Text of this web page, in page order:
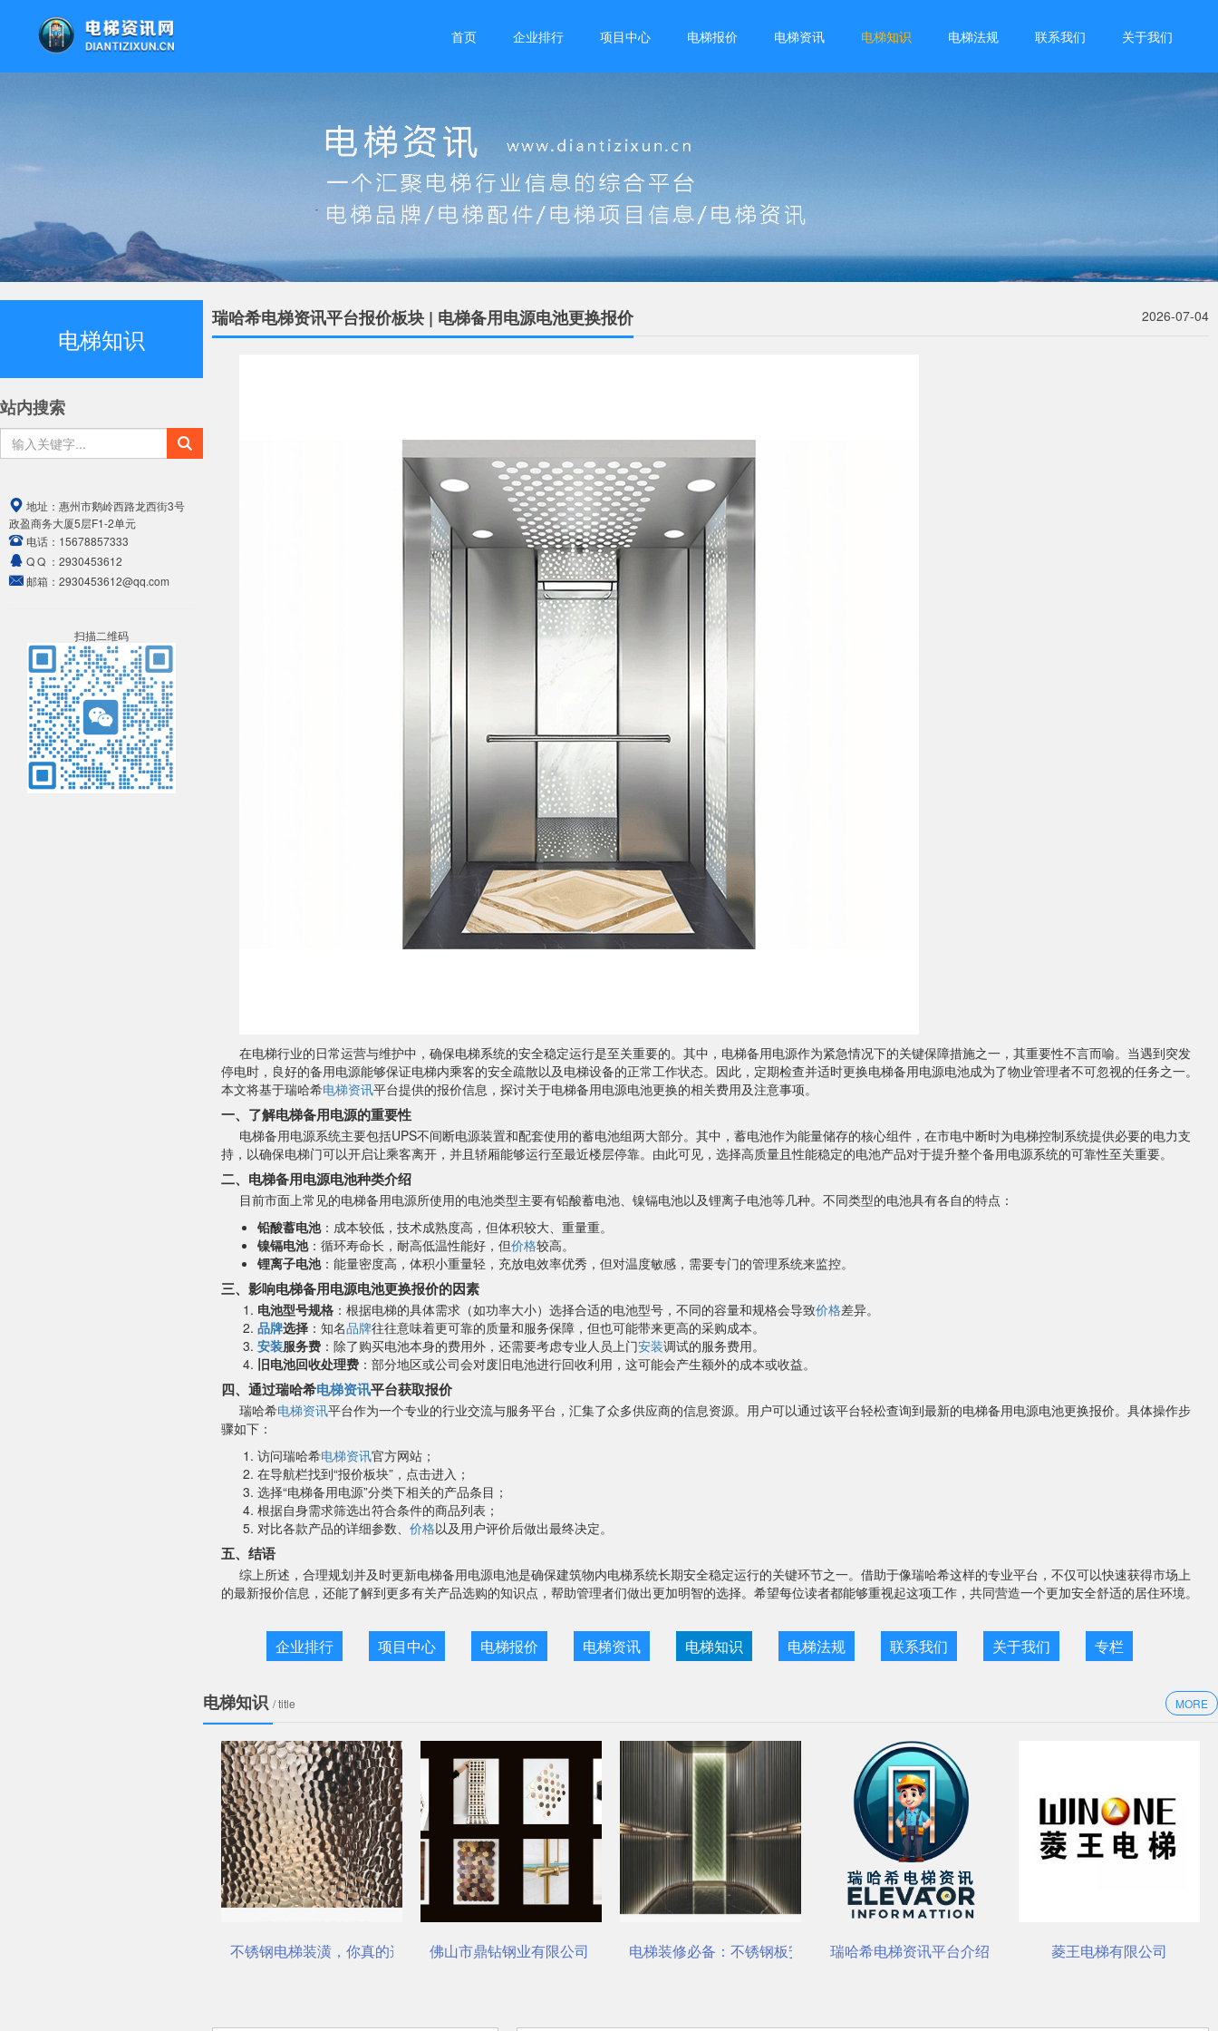
首页 企业排行 项目中心 电梯报价 电梯资讯 电梯知识 电梯法规 联系我们 关于我们
电梯知识
站内搜索
地址： 惠州市鹅岭西路龙西街3号
政盈商务大厦5层F1-2单元
电话： 15678857333
Q Q ： 2930453612
邮箱： 2930453612@qq.com
扫描二维码
瑞哈希电梯资讯平台报价板块 | 电梯备用电源电池更换报价 2026-07-04
在电梯行业的日常运营与维护中，确保电梯系统的安全稳定运行是至关重要的。其中，电梯备用电源作为紧急情况下的关键保障措施之一，其重要性不言而喻。当遇到突发
停电时，良好的备用电源能够保证电梯内乘客的安全疏散以及电梯设备的正常工作状态。因此，定期检查并适时更换电梯备用电源电池成为了物业管理者不可忽视的任务之一。
本文将基于瑞哈希电梯资讯平台提供的报价信息，探讨关于电梯备用电源电池更换的相关费用及注意事项。
一、了解电梯备用电源的重要性
电梯备用电源系统主要包括UPS不间断电源装置和配套使用的蓄电池组两大部分。其中，蓄电池作为能量储存的核心组件，在市电中断时为电梯控制系统提供必要的电力支
持，以确保电梯门可以开启让乘客离开，并且轿厢能够运行至最近楼层停靠。由此可见，选择高质量且性能稳定的电池产品对于提升整个备用电源系统的可靠性至关重要。
二、电梯备用电源电池种类介绍
目前市面上常见的电梯备用电源所使用的电池类型主要有铅酸蓄电池、镍镉电池以及锂离子电池等几种。不同类型的电池具有各自的特点：
铅酸蓄电池：成本较低，技术成熟度高，但体积较大、重量重。
镍镉电池：循环寿命长，耐高低温性能好，但价格较高。
锂离子电池：能量密度高，体积小重量轻，充放电效率优秀，但对温度敏感，需要专门的管理系统来监控。
三、影响电梯备用电源电池更换报价的因素
电池型号规格 ：根据电梯的具体需求（如功率大小）选择合适的电池型号，不同的容量和规格会导致价格差异。
品牌选择 ：知名品牌往往意味着更可靠的质量和服务保障，但也可能带来更高的采购成本。
安装服务费 ：除了购买电池本身的费用外，还需要考虑专业人员上门安装调试的服务费用。
旧电池回收处理费 ：部分地区或公司会对废旧电池进行回收利用，这可能会产生额外的成本或收益。
四、通过瑞哈希电梯资讯平台获取报价
瑞哈希电梯资讯平台作为一个专业的行业交流与服务平台，汇集了众多供应商的信息资源。用户可以通过该平台轻松查询到最新的电梯备用电源电池更换报价。具体操作步
骤如下：
访问瑞哈希电梯资讯官方网站；
在导航栏找到“报价板块”，点击进入；
选择“电梯备用电源”分类下相关的产品条目；
根据自身需求筛选出符合条件的商品列表；
对比各款产品的详细参数、 价格以及用户评价后做出最终决定。
五、结语
综上所述，合理规划并及时更新电梯备用电源电池是确保建筑物内电梯系统长期安全稳定运行的关键环节之一。借助于像瑞哈希这样的专业平台，不仅可以快速获得市场上
的最新报价信息，还能了解到更多有关产品选购的知识点，帮助管理者们做出更加明智的选择。希望每位读者都能够重视起这项工作，共同营造一个更加安全舒适的居住环境。
企业排行 项目中心 电梯报价 电梯资讯 电梯知识 电梯法规 联系我们 关于我们 专栏
电梯知识 / title MORE
不锈钢电梯装潢，你真的选对了吗？佛山市鼎钻钢业有限公司，一站式选材中心 | 电梯装饰
电梯装修必备：不锈钢板安装与养护要点瑞哈希电梯资讯平台介绍 菱王电梯有限公司